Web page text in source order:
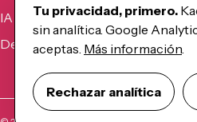
IA
Desarrollo
Tu privacidad, primero.
sin analítica. Google
aceptas. Más información.
Rechazar analítica